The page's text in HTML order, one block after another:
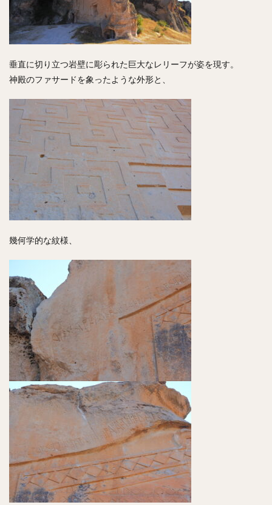
垂直に切り立つ岩壁に彫られた巨大なレリーフが姿を現す。
神殿のファサードを象ったような外形と、
幾何学的な紋様、